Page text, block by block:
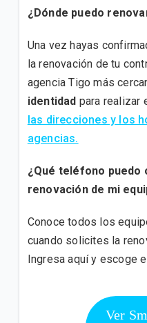
¿Dónde puedo
Una vez hayas
la renovación de tu
agencia Tigo más
identidad para realizar
las direcciones y los
agencias.
¿Qué teléfono
renovación de mi
Conoce todos los
cuando solicites la
Ingresa aquí y escoge
Ver